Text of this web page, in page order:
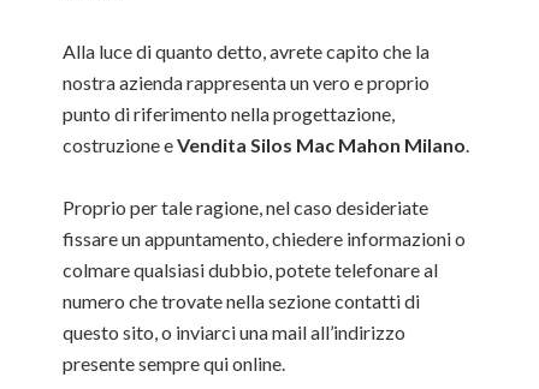
Alla luce di quanto detto, avrete capito che la
nostra azienda rappresenta un vero e proprio
punto di riferimento nella progettazione,
costruzione eVendita Silos Mac Mahon Milano.
Proprio per tale ragione, nel caso desideriate
fissare un appuntamento, chiedere informazioni o
colmare qualsiasi dubbio, potete telefonare al
numero che trovate nella sezione contatti di
questo sito, o inviarci una mail all’indirizzo
presente sempre qui online.